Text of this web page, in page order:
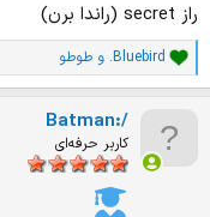
راز secret (راندا برن)
ا
م
.Bluebird و طوطو
Batman:/
کاربر حرفه‌ای